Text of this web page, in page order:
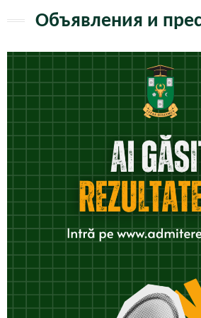
Объявления и